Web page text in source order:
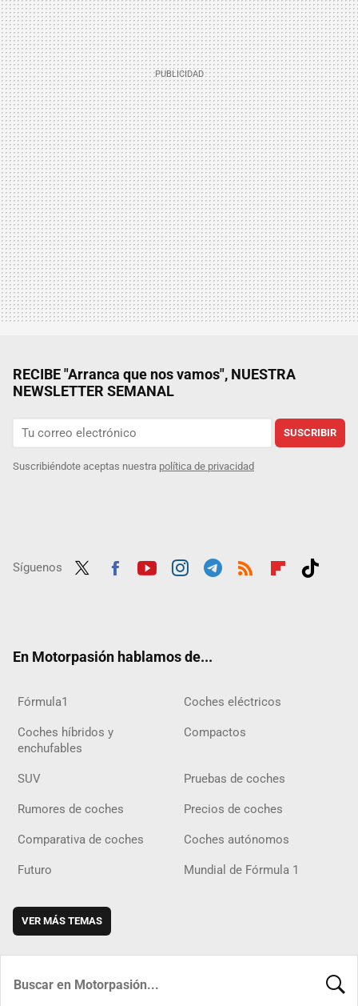
RECIBE "Arranca que nos vamos", NUESTRA
NEWSLETTER SEMANAL
SUSCRIBIR
Suscribiéndote aceptas nuestra política de privacidad
Síguenos
En Motorpasión hablamos de...
Fórmula1 Coches eléctricos
Coches híbridos y
enchufables
Compactos
SUV Pruebas de coches
Rumores de coches Precios de coches
Comparativa de coches Coches autónomos
Futuro Mundial de Fórmula 1
VER MÁS TEMAS